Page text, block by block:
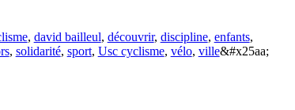
, david bailleul, découvrir, discipline, enfants,
, solidarité, sport, Usc cyclisme, vélo, ville&#x25aa;